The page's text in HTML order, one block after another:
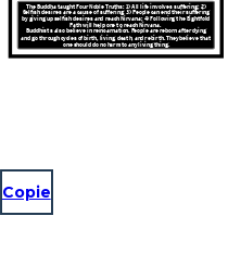
The Buddha taught Four Noble Truths: 1) All life involves suffering; 2)
Selfish desires are a cause of suffering; 3) People can end their suffering
by giving up selfish desires and reach Nirvana; 4) Following the Eightfold
Path will help one to reach Nirvana.
Buddhists also believe in reincarnation. People are reborn after dying
and go through cycles of birth, living, death, and rebirth. They believe that
one should do no harm to any living thing.
Copie